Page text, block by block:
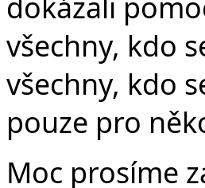
všechny, kdo
všechny, kdo
pouze pro
Moc prosíme